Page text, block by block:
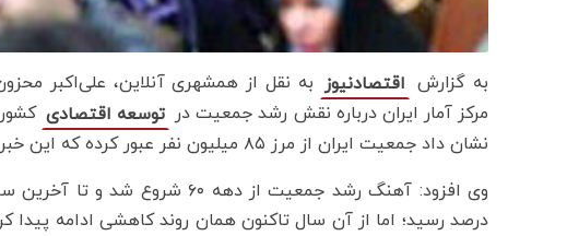
به گزارش اقتصادنیوز
به نقل از همشهری آنلاین، علی‌اکبر
مرکز آمار ایران درباره نقش رشد جمعیت در توسعه اقتصادی
نشان داد جمعیت ایران از مرز ۸۵ میلیون نفر عبور کرده که این خبر خوب و نشانه پویایی جمعیت در کشورمان است.